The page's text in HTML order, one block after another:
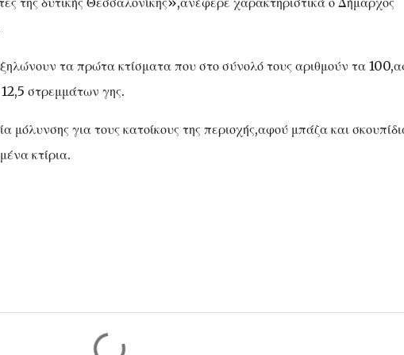
τα πρώτα κτίσματα που στο σύνολό τους αριθμούν τα
στρεμμάτων γης.
μόλυνσης για τους κατοίκους της περιοχής,αφού μπάζα και
κτίρια.